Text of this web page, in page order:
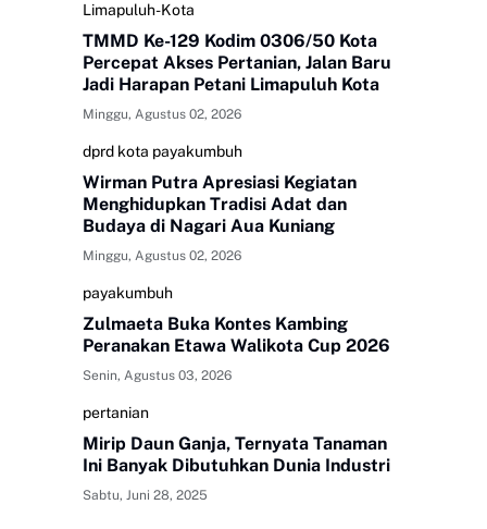
Limapuluh-Kota
TMMD Ke-129 Kodim 0306/50 Kota
Percepat Akses Pertanian, Jalan Baru
Jadi Harapan Petani Limapuluh Kota
Minggu, Agustus 02, 2026
dprd kota payakumbuh
Wirman Putra Apresiasi Kegiatan
Menghidupkan Tradisi Adat dan
Budaya di Nagari Aua Kuniang
Minggu, Agustus 02, 2026
payakumbuh
Zulmaeta Buka Kontes Kambing
Peranakan Etawa Walikota Cup 2026
Senin, Agustus 03, 2026
pertanian
Mirip Daun Ganja, Ternyata Tanaman
Ini Banyak Dibutuhkan Dunia Industri
Sabtu, Juni 28, 2025